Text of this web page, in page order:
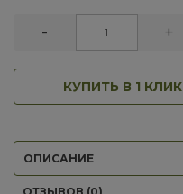
- +
КУПИТЬ В 1 КЛИК
ОПИСАНИЕ